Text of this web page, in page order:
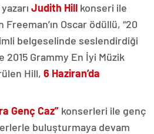
Judith Hill konseri ile
Freeman’ın Oscar ödüllü, “20
belgeselinde seslendirdiği
2015 Grammy En İyi Müzik
Hill, 6 Haziran’da
Genç Caz” konserleri ile genç
buluşturmaya devam